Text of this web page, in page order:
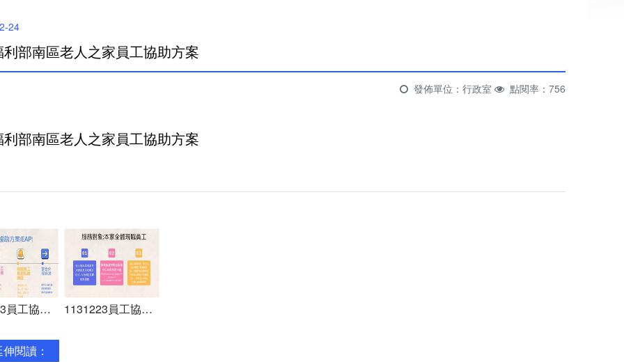
24
部南區老人之家員工協助方案
發佈單位：行政室 點閱率：756
部南區老人之家員工協助方案
1131223員工協助方案簡報(本家網站)_0 1131223員工協助方案簡報(本家網站) (1)_0
閱讀：